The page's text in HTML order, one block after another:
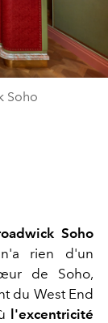
Soho
Soho
rien d'un
de Soho,
du West End
l'excentricité